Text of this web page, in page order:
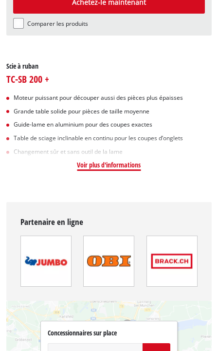
Achetez-le maintenant
Comparer les produits
Scie à ruban
TC-SB 200 +
Moteur puissant pour découper aussi des pièces plus épaisses
Grande table solide pour pièces de taille moyenne
Guide-lame en aluminium pour des coupes exactes
Table de sciage inclinable en continu pour les coupes d’onglets
Changement sûr et sans outil de la lame
Voir plus d'informations
Partenaire en ligne
Concessionnaires sur place